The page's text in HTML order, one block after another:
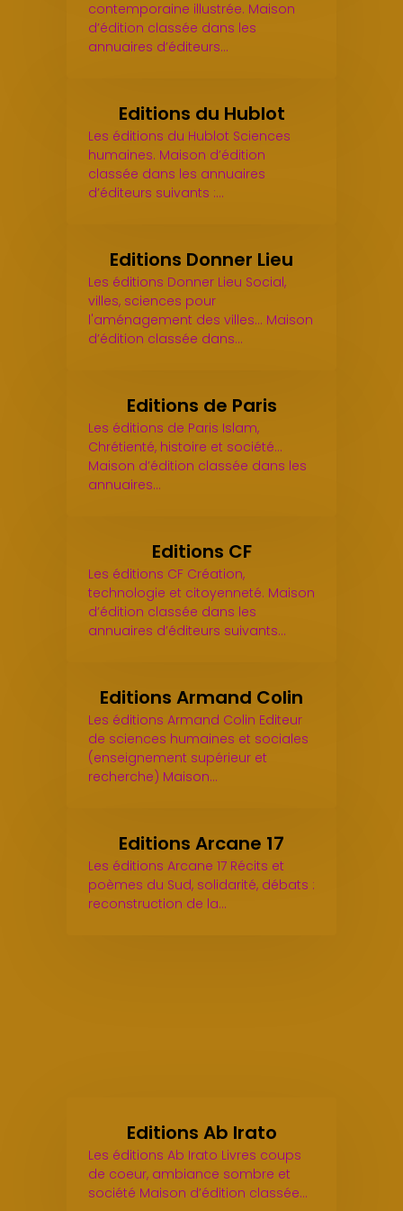
contemporaine illustrée. Maison
d’édition classée dans les
annuaires d’éditeurs…
Editions du Hublot
Les éditions du Hublot Sciences
humaines. Maison d’édition
classée dans les annuaires
d’éditeurs suivants :…
Editions Donner Lieu
Les éditions Donner Lieu Social,
villes, sciences pour
l'aménagement des villes... Maison
d’édition classée dans…
Editions de Paris
Les éditions de Paris Islam,
Chrétienté, histoire et société...
Maison d’édition classée dans les
annuaires…
Editions CF
Les éditions CF Création,
technologie et citoyenneté. Maison
d’édition classée dans les
annuaires d’éditeurs suivants…
Editions Armand Colin
Les éditions Armand Colin Editeur
de sciences humaines et sociales
(enseignement supérieur et
recherche) Maison…
Editions Arcane 17
Les éditions Arcane 17 Récits et
poèmes du Sud, solidarité, débats :
reconstruction de la…
Editions Ab Irato
Les éditions Ab Irato Livres coups
de coeur, ambiance sombre et
société Maison d’édition classée…